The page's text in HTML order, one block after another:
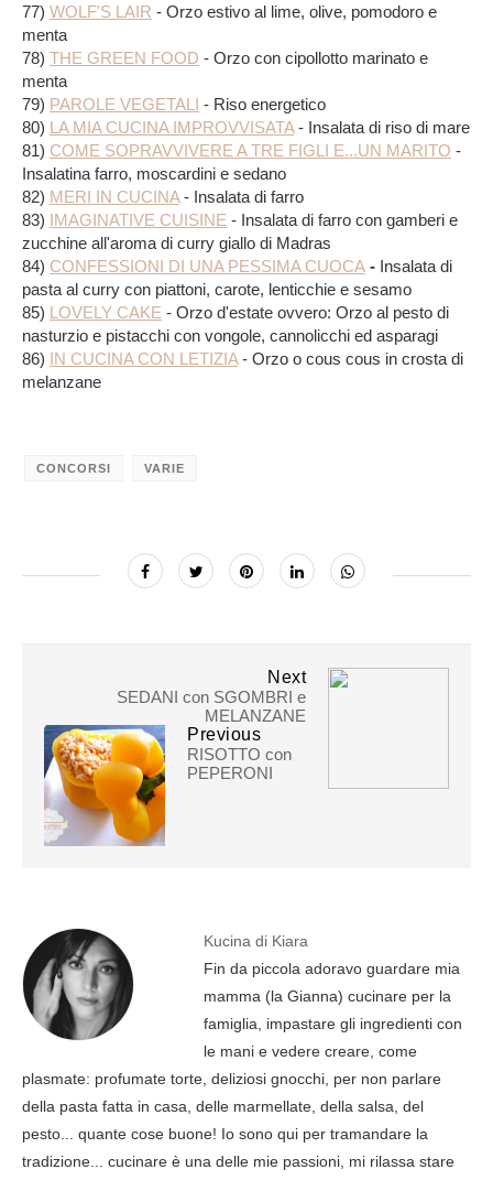
77) WOLF'S LAIR - Orzo estivo al lime, olive, pomodoro e
menta
78) THE GREEN FOOD - Orzo con cipollotto marinato e
menta
79) PAROLE VEGETALI - Riso energetico
80) LA MIA CUCINA IMPROVVISATA- Insalata di riso di mare
81) COME SOPRAVVIVERE A TRE FIGLI E...UN MARITO -
Insalatina farro, moscardini e sedano
82) MERI IN CUCINA- Insalata di farro
83) IMAGINATIVE CUISINE - Insalata di farro con gamberi e
zucchine all'aroma di curry giallo di Madras
84) CONFESSIONI DI UNA PESSIMA CUOCA - Insalata di
pasta al curry con piattoni, carote, lenticchie e sesamo
85) LOVELY CAKE - Orzo d'estate ovvero: Orzo al pesto di
nasturzio e pistacchi con vongole, cannolicchi ed asparagi
86) IN CUCINA CON LETIZIA- Orzo o cous cous in crosta di
melanzane
CONCORSI VARIE
Next
SEDANI con SGOMBRI e
MELANZANE
Previous
RISOTTO con
PEPERONI
Kucina di Kiara
Fin da piccola adoravo guardare mia
mamma (la Gianna) cucinare per la
famiglia, impastare gli ingredienti con
le mani e vedere creare, come
plasmate: profumate torte, deliziosi gnocchi, per non parlare
della pasta fatta in casa, delle marmellate, della salsa, del
pesto... quante cose buone! Io sono qui per tramandare la
tradizione... cucinare è una delle mie passioni, mi rilassa stare